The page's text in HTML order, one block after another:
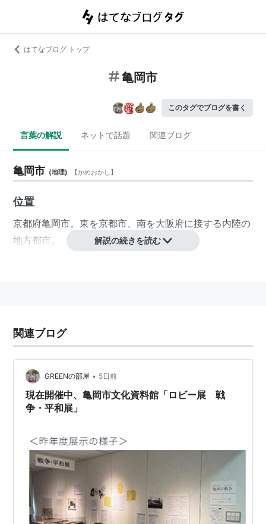
はてなブログ トップ
亀岡市
このタグでブログを書く
言葉の解説 ネットで話題 関連ブログ
亀岡市 (地理) 【かめおかし 】
位置
京都府亀岡市。東を京都市、南を大阪府に接する内陸の
地方都市。
の亀岡町と東別院、西別院、曽我部、吉川、稗田野、本
梅、畑野、宮前、大井、千代川、馬路、河原林、旭、千
歳、保津の１５カ村が大合併して「亀岡市」が誕生。翌
年に東本梅村を編入、同３３年には西別院町の一部と東
本梅町の一部を分市し、さらに同３４年に篠村を編入し
保津川下り
京都で有名な保津川下りは、亀岡市から下っている。
ＪＲ亀岡駅すぐ後ろなので観光客が多い。
解説の続きを読む
関連ブログ
GREENの部屋 • 5日前
現在開催中、亀岡市文化資料館「ロビー展 戦
争・平和展」